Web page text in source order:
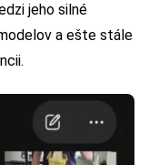
jeho silné
a ešte stále